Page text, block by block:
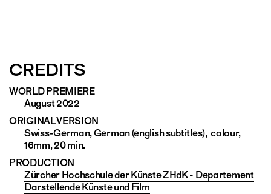
CREDITS
WORLD PREMIERE
August 2022
ORIGINAL VERSION
Swiss-German, German (english subtitles), colour,
16mm, 20 min.
PRODUCTION
Zürcher Hochschule der Künste ZHdK - Departement
Darstellende Künste und Film